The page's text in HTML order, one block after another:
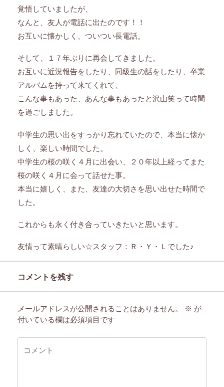
覚悟していましたが、
なんと、友人が電話に出たのです！！
お互いに懐かしく、ついつい長電話。
そして、１７年ぶりに再会してきました。
お互いに近況報告をしたり、同級生の話をしたり、卒業
アルバムを持って来てくれて、
こんな事もあった、あんな事もあったと沢山笑って時間
を過ごしました。
中学生の思い出をすっかり忘れていたので、本当に懐か
しく、楽しい時間でした。
中学生の桜の咲く４月に出会い、２０年以上経ってまた
桜の咲く４月に会って話せた事。
本当に嬉しく、また、友達の大切さを思い出せた時間で
した。
これからも永く付き合っていきたいと思います。
友情って素晴らしい☆スタッフ：Ｒ・Ｙ・Ｌでした♪
コメントを残す
メールアドレスが公開されることはありません。 ※ が
付いている欄は必須項目です